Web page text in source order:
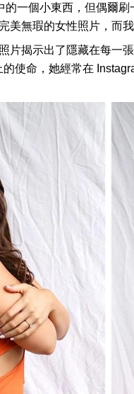
的一個小東西，但偶爾
美無瑕的女性照片，而
片揭示出了隱藏在每一
使命，她經常在